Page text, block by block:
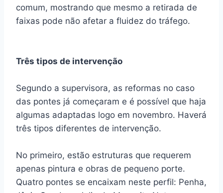
comum, mostrando que mesmo a retirada de
faixas pode não afetar a fluidez do tráfego.
Três tipos de intervenção
Segundo a supervisora, as reformas no caso
das pontes já começaram e é possível que haja
algumas adaptadas logo em novembro. Haverá
três tipos diferentes de intervenção.
No primeiro, estão estruturas que requerem
apenas pintura e obras de pequeno porte.
Quatro pontes se encaixam neste perfil: Penha,